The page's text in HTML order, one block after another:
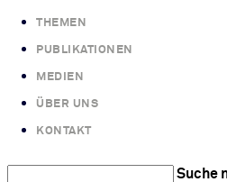
THEMEN
PUBLIKATIONEN
MEDIEN
ÜBER UNS
KONTAKT
Suche